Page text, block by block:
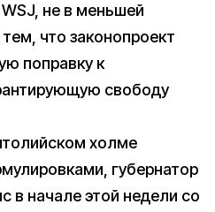
не в меньшей
что законопроект
поправку к
свободу
холме
губернатор
в начале этой недели со